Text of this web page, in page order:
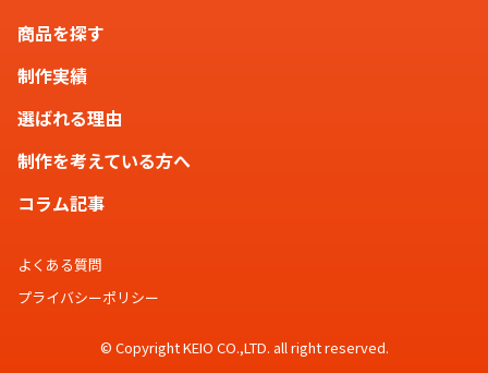
商品を探す
制作実績
選ばれる理由
制作を考えている方へ
コラム記事
よくある質問
プライバシーポリシー
© Copyright KEIO CO.,LTD. all right reserved.